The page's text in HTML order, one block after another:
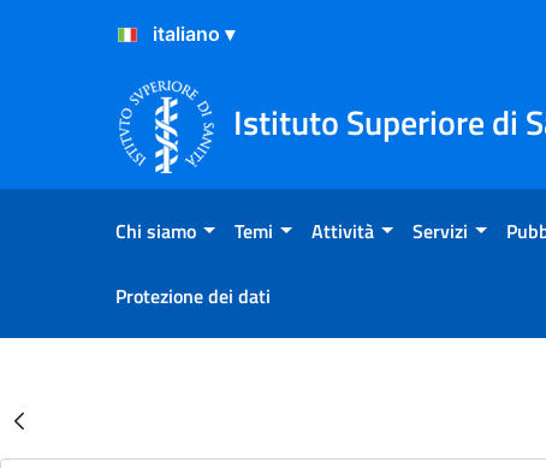
Salta al Contenuto
Salta al Footer
Istituto Superiore di
Chi siamo Temi Attività Servizi
Protezione dei dati
Risultati della Ricerca -